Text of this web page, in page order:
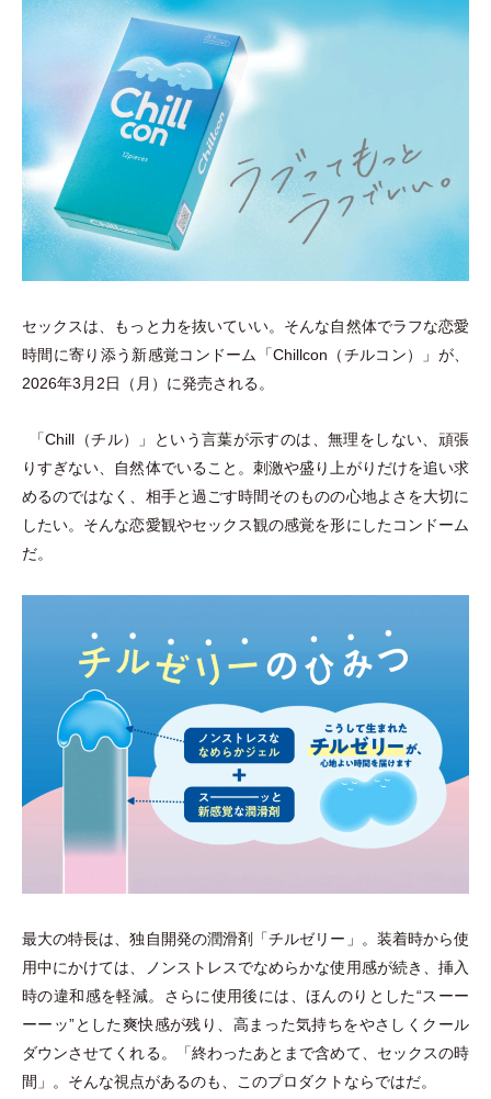
セックスは、もっと力を抜いていい。そんな自然体でラフな恋愛
時間に寄り添う新感覚コンドーム
「Chillcon （チルコン） 」 が、
2026年3月2日
（ 月 ） に発売される。
「Chill （チル） 」
という言葉が示すのは、無理をしない、頑張
りすぎない、自然体でいること。刺激や盛り上がりだけを追い求
めるのではなく、相手と過ごす時間そのものの心地よさを大切に
したい。そんな恋愛観やセックス観の感覚を形にしたコンドーム
だ。
最大の特長は、独自開発の潤滑剤 「チルゼリー 」 。装着時から使
用中にかけては、ノンストレスでなめらかな使用感が続き、挿入
時の違和感を軽減。さらに使用後には、ほんのりとした“スーー
ーーッ”とした爽快感が残り、高まった気持ちをやさしくクール
ダウンさせてくれる。
「終わったあとまで含めて、セックスの時
間 」 。そんな視点があるのも、このプロダクトならではだ。